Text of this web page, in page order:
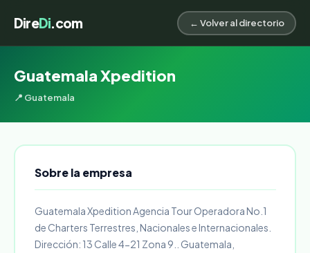
DireDi.com ← Volver al directorio
Guatemala Xpedition
📍 Guatemala
Sobre la empresa
Guatemala Xpedition Agencia Tour Operadora No.1
de Charters Terrestres, Nacionales e Internacionales.
Dirección: 13 Calle 4-21 Zona 9.. Guatemala,